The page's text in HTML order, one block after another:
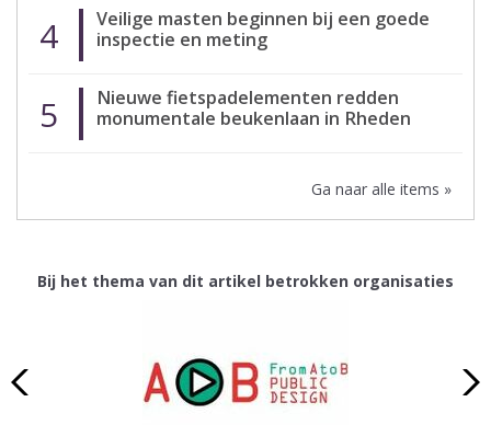
4
Veilige masten beginnen bij een goede
inspectie en meting
5
Nieuwe fietspadelementen redden
monumentale beukenlaan in Rheden
Ga naar alle items »
Bij het thema van dit artikel betrokken organisaties